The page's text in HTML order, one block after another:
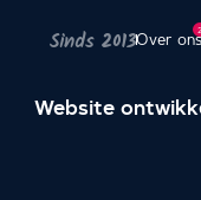
Sinds 2013Over ons
2
Website